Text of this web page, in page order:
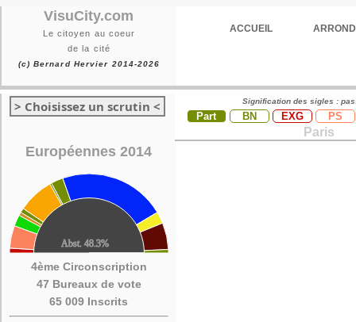
VisuCity.com
Le citoyen au coeur
de la cité
(c) Bernard Hervier 2014-2026
ACCUEIL
> Choisissez un scrutin <
Européennes 2014
4ème Circonscription
47 Bureaux de vote
65 009 Inscrits
Signification des sigles :
Part BN EXG PS
Paris